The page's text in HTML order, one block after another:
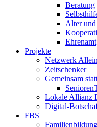
Beratung
Alter
Ehrenamt
Projekte
Netzwerk
Zeitschenker
Gemeinsam
Lokale Allianz
Digital-
FBS